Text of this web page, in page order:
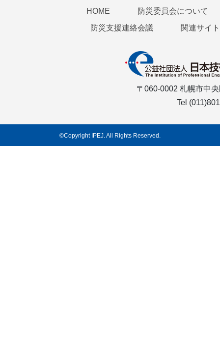
HOME
防災委員会について
防災支援連絡会議
関連サイト
〒060-0002 札幌市中
Tel
©Copyright IPEJ. All Rights Reserved.